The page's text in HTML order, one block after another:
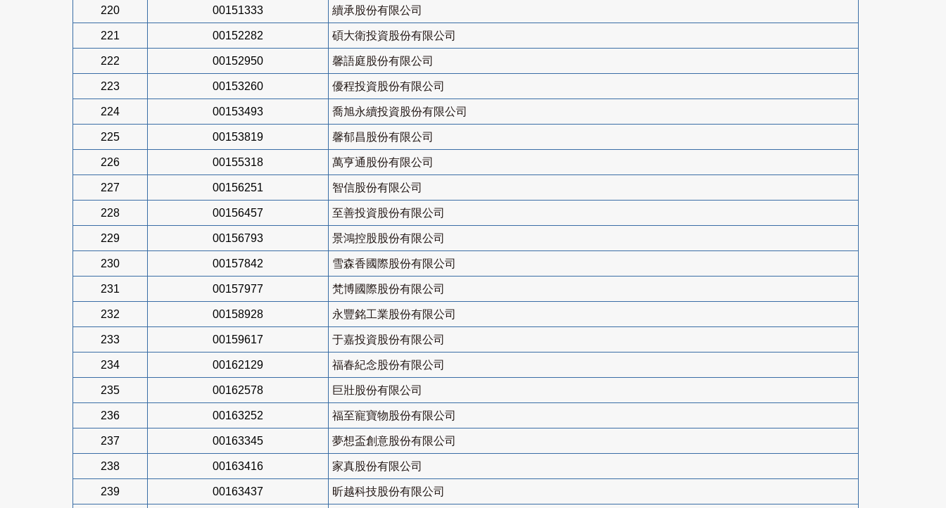
220 00151333 續承股份有限公司
221 00152282 碩大衛投資股份有限公司
222 00152950 馨語庭股份有限公司
223 00153260 優程投資股份有限公司
224 00153493 喬旭永續投資股份有限公司
225 00153819 馨郁昌股份有限公司
226 00155318 萬亨通股份有限公司
227 00156251 智信股份有限公司
228 00156457 至善投資股份有限公司
229 00156793 景鴻控股股份有限公司
230 00157842 雪森香國際股份有限公司
231 00157977 梵博國際股份有限公司
232 00158928 永豐銘工業股份有限公司
233 00159617 于嘉投資股份有限公司
234 00162129 福春紀念股份有限公司
235 00162578 巨壯股份有限公司
236 00163252 福至寵寶物股份有限公司
237 00163345 夢想盃創意股份有限公司
238 00163416 家真股份有限公司
239 00163437 昕越科技股份有限公司